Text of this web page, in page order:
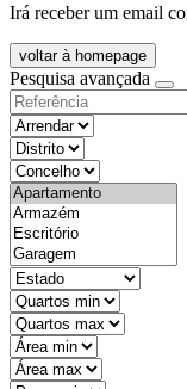
Irá receber um email
voltar à homepage
Pesquisa avançada
objective
districtId
countyId
types
state
mintypo
maxtypo
minarea
maxarea